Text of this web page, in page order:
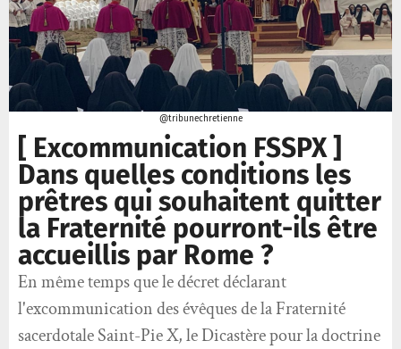
@tribunechretienne
[ Excommunication FSSPX ]
Dans quelles conditions les
prêtres qui souhaitent quitter
la Fraternité pourront-ils être
accueillis par Rome ?
En même temps que le décret déclarant
l'excommunication des évêques de la Fraternité
sacerdotale Saint-Pie X, le Dicastère pour la doctrine